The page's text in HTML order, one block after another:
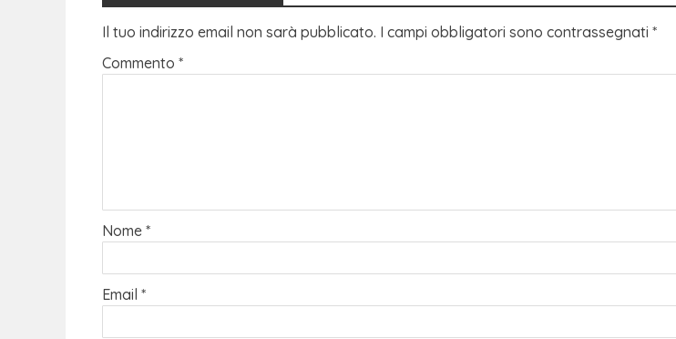
Il tuo indirizzo email non sarà pubblicato. I campi obbligatori sono contrassegnati *
Commento *
Nome *
Email *